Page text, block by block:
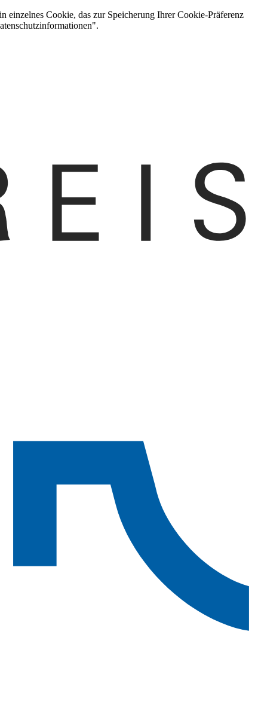
einzelnes Cookie, das zur Speicherung Ihrer Cookie-Präferenz